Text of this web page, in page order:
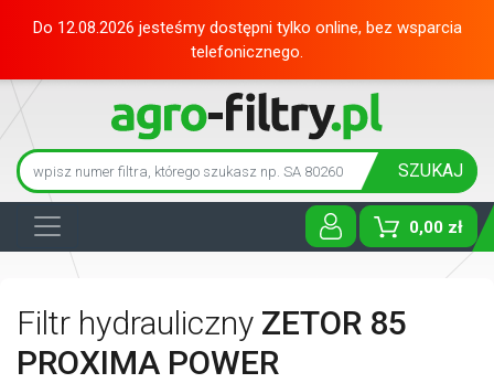
Do 12.08.2026 jesteśmy dostępni tylko online, bez wsparcia
telefonicznego.
SZUKAJ
0,00 zł
Toggle
Filtr hydrauliczny ZETOR 85
PROXIMA POWER